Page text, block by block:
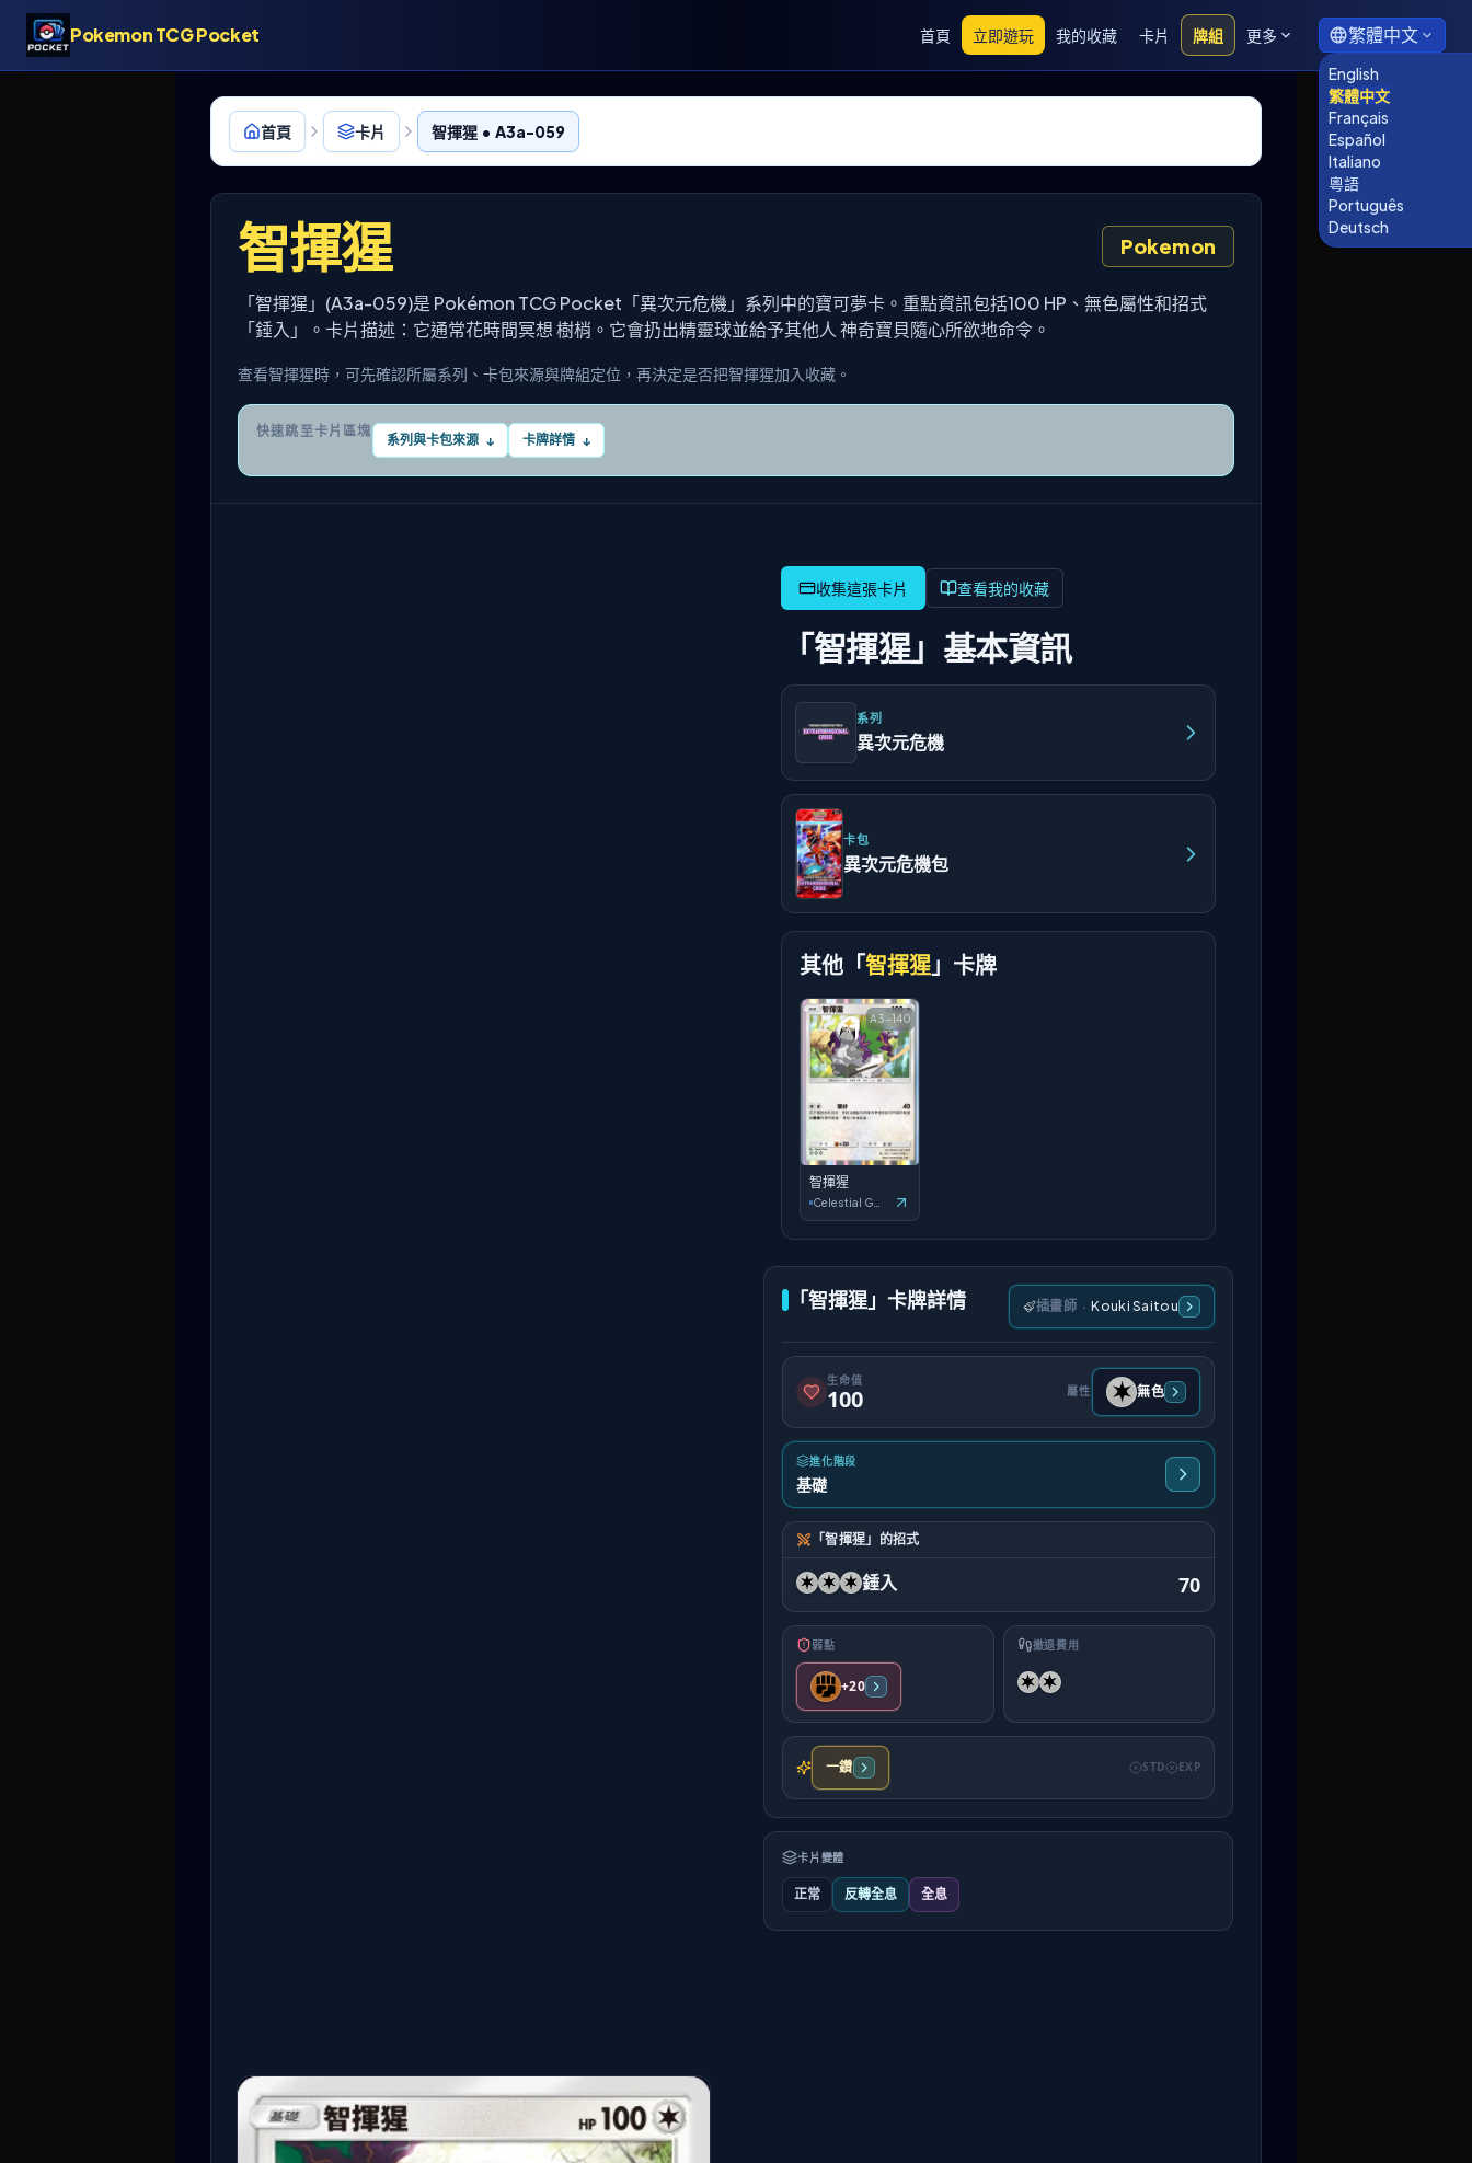
Pokemon TCG Pocket 首頁 立即遊玩 我的收藏 卡片 牌組 更多 繁體中文
English
繁體中文
Français
Español
Italiano
粵語
Português
Deutsch
首頁 卡片 智揮猩 • A3a-059
智揮猩 Pokemon
「智揮猩」(A3a-059)是 Pokémon TCG Pocket「異次元危機」系列中的寶可夢卡。重點資訊包括100 HP、無色屬性和招式
「錘入」。卡片描述：它通常花時間冥想 樹梢。它會扔出精靈球並給予其他人 神奇寶貝隨心所欲地命令。
查看智揮猩時，可先確認所屬系列、卡包來源與牌組定位，再決定是否把智揮猩加入收藏。
快速跳至卡片區塊
系列與卡包來源 ↓ 卡牌詳情 ↓
查看我的收藏
「智揮猩」基本資訊
系列
異次元危機
卡包
異次元危機包
其他「智揮猩 」卡牌
A3-140
智揮猩
Celestial Guardians
「智揮猩」卡牌詳情 插畫師 · Kouki Saitou
生命值
100 屬性 無色
進化階段
基礎
「智揮猩」的招式
錘入 70
弱點
+20
撤退費用
一鑽 STD EXP
卡片變體
正常 反轉全息 全息